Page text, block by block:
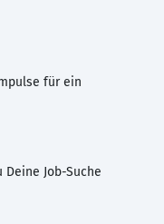
für ein
Job-Suche